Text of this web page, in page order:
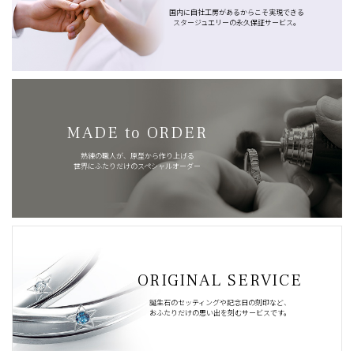
国内に自社工房があるからこそ実現できる
スタージュエリーの永久保証サービス。
MADE to ORDER
熟練の職人が、原型から作り上げる
世界にふたりだけのスペシャルオーダー
ORIGINAL SERVICE
誕生石のセッティングや記念日の刻印など、
おふたりだけの思い出を刻むサービスです。